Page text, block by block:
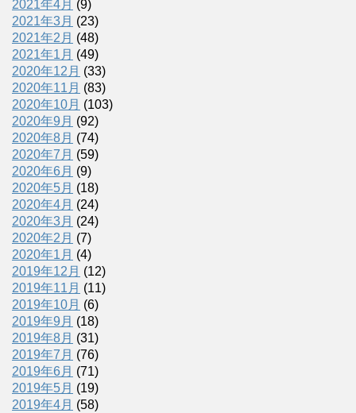
2021年4月 (9)
2021年3月 (23)
2021年2月 (48)
2021年1月 (49)
2020年12月 (33)
2020年11月 (83)
2020年10月 (103)
2020年9月 (92)
2020年8月 (74)
2020年7月 (59)
2020年6月 (9)
2020年5月 (18)
2020年4月 (24)
2020年3月 (24)
2020年2月 (7)
2020年1月 (4)
2019年12月 (12)
2019年11月 (11)
2019年10月 (6)
2019年9月 (18)
2019年8月 (31)
2019年7月 (76)
2019年6月 (71)
2019年5月 (19)
2019年4月 (58)